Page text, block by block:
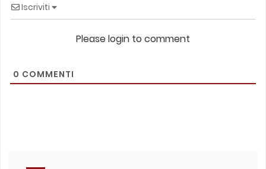
Iscriviti
Please login to comment
0 COMMENTI